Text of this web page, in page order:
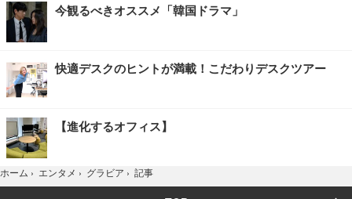
今観るべきオススメ「韓国ドラマ」
快適デスクのヒントが満載！こだわりデスクツアー
【進化するオフィス】
ホーム › エンタメ › グラビア › 記事